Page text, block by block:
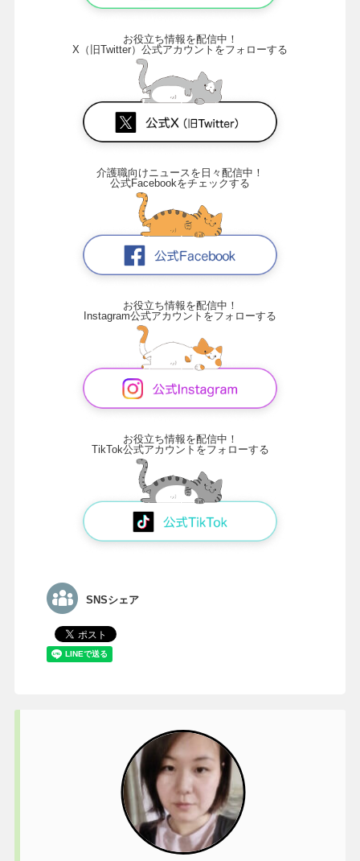
お役立ち情報を配信中！
X（旧Twitter）公式アカウントをフォローする
介護職向けニュースを日々配信中！
公式Facebookをチェックする
お役立ち情報を配信中！
Instagram公式アカウントをフォローする
お役立ち情報を配信中！
TikTok公式アカウントをフォローする
SNSシェア